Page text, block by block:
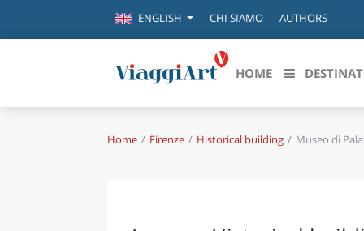
ENGLISH CHI SIAMO AUTHORS
HOME
Destinazioni in evidenza
Home Firenze Historical building Museo di